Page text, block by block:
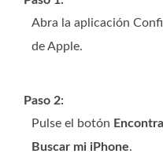
Abra la aplicación
de Apple.
Paso 2:
Pulse el botón
Buscar mi iPhone.